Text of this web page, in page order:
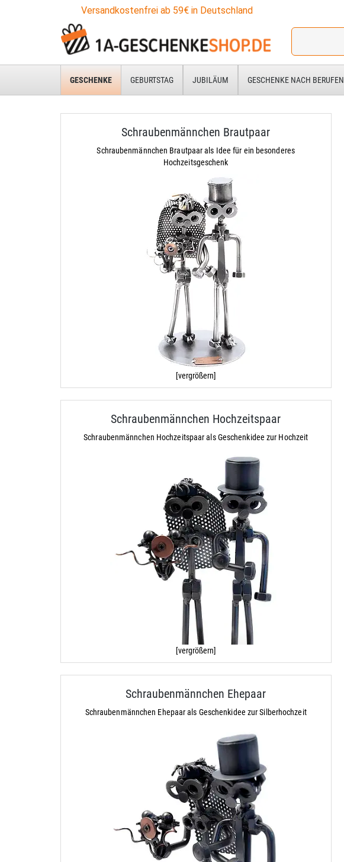
Versandkostenfrei ab 59€ in Deutschland
Ich
für:
GESCHENKE GEBURTSTAG JUBILÄUM GESCHENKE NACH BERUFEN
Schraubenmännchen Brautpaar
Schraubenmännchen Brautpaar als Idee für ein besonderes
Hochzeitsgeschenk
[vergrößern]
Schraubenmännchen Hochzeitspaar
Schraubenmännchen Hochzeitspaar als Geschenkidee zur Hochzeit
[vergrößern]
Schraubenmännchen Ehepaar
Schraubenmännchen Ehepaar als Geschenkidee zur Silberhochzeit